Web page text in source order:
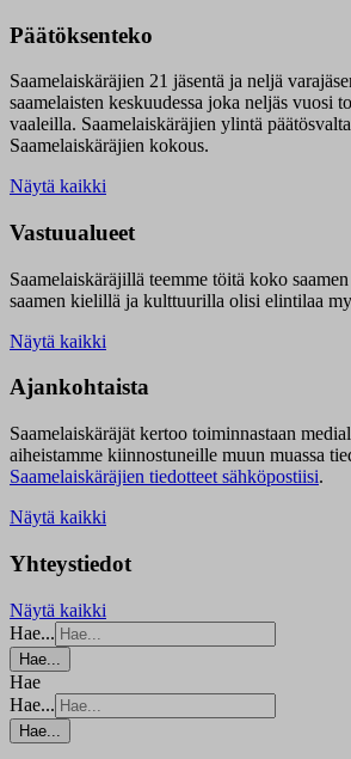
Päätöksenteko
Saamelaiskäräjien 21 jäsentä ja neljä
saamelaisten keskuudessa joka neljäs vuosi
vaaleilla. Saamelaiskäräjien ylintä
Saamelaiskäräjien kokous.
Näytä kaikki
Vastuualueet
Saamelaiskäräjillä teemme töitä koko
saamen kielillä ja kulttuurilla olisi elintilaa
Näytä kaikki
Ajankohtaista
Saamelaiskäräjät kertoo toiminnastaan
aiheistamme kiinnostuneille muun muassa
Saamelaiskäräjien tiedotteet sähköpostiisi.
Näytä kaikki
Yhteystiedot
Näytä kaikki
Hae...
Hae...
Hae
Hae...
Hae...